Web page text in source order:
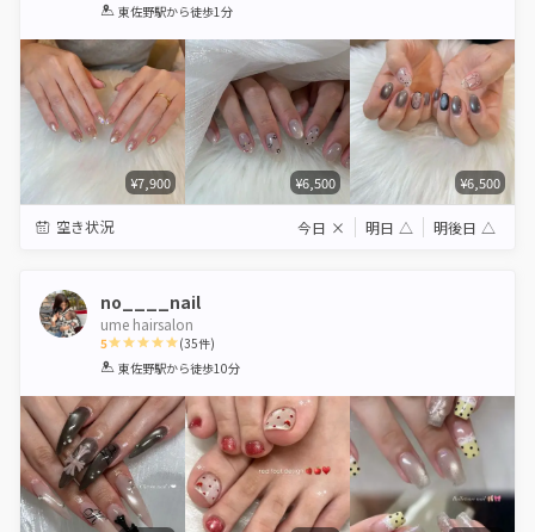
1 2 3 4 5
東佐野駅から徒歩1分
¥7,900 ¥6,500 ¥6,500
空き状況 今日 × 明日 △ 明後日 △
no____nail
ume hairsalon
5
1 2 3 4 5
(35件)
東佐野駅から徒歩10分